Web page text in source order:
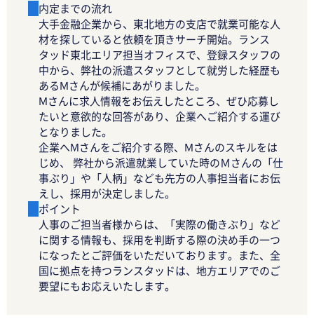
内定までの流れ
大手金融企業から、東北地方の支店で就業可能な人
材を探していると依頼を頂きサーチ開始。ランス
タッド東北エリア担当オフィスで、登録スタッフの
中から、弊社の派遣スタッフとして就労した経歴も
あるMさんが候補にあがりました。
Mさんに求人情報をお伝えしたところ、ぜひ応募し
たいと意欲的な回答があり、企業へご紹介する運び
となりました。
企業へMさんをご紹介する際、Mさんのスキルをは
じめ、 弊社から派遣就業していた時のＭさんの「仕
事ぶり」や「人柄」なども先方の人事担当者にお伝
えし、採用が決定しました。
ポイント
人事のご担当者様からは、「実際の働きぶり」など
に関する情報も、採用を判断する際の決め手の一つ
になったとご評価をいただいております。また、全
国に拠点を持つランスタッドは、地方エリアでのご
要望にもお応えいたします。